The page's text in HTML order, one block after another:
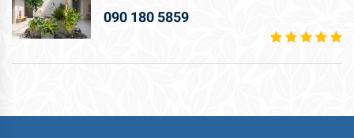
090 180 5859